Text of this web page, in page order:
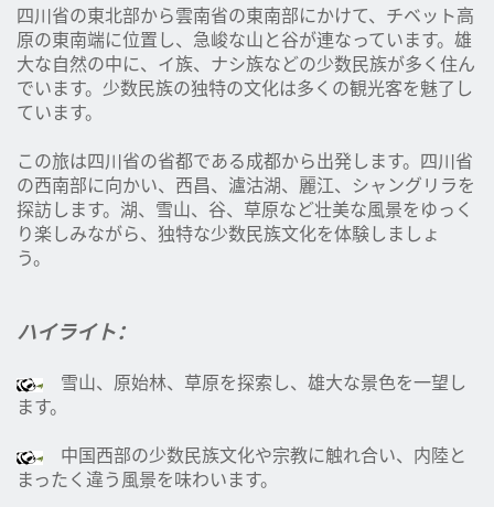
四川省の東北部から雲南省の東南部にかけて、チベット高
原の東南端に位置し、急峻な山と谷が連なっています。雄
大な自然の中に、イ族、ナシ族などの少数民族が多く住ん
でいます。少数民族の独特の文化は多くの観光客を魅了し
ています。
この旅は四川省の省都である成都から出発します。四川省
の西南部に向かい、西昌、瀘沽湖、麗江、シャングリラを
探訪します。湖、雪山、谷、草原など壮美な風景をゆっく
り楽しみながら、独特な少数民族文化を体験しましょ
う。
ハイライト：
雪山、原始林、草原を探索し、雄大な景色を一望し
ます。
中国西部の少数民族文化や宗教に触れ合い、内陸と
まったく違う風景を味わいます。